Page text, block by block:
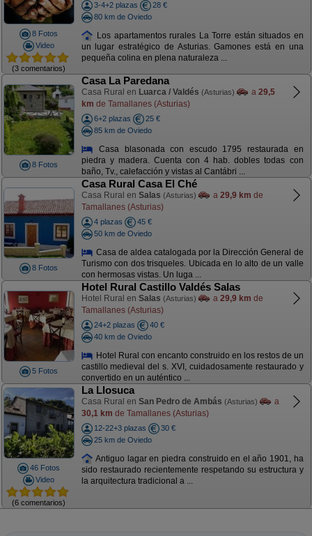
8 Fotos
Video
(3 comentarios)
3-4+2 plazas
28 €
80 km de Oviedo
Los apartamentos rurales La Torre están situados en
un lugar estratégico de Asturias. Gamones está en una
pequeña colina en plena naturaleza ...
8 Fotos
Casa La Paredana
Casa Rural en Luarca / Valdés (Asturias) a 29,5
km de Tamallanes (Asturias)
6+2 plazas
25 €
85 km de Oviedo
Casa blasonada con escudo 1795 restaurada en
piedra y madera. Cuenta con 4 hab. dobles todas con
baño, Tv., calefacción y vistas al Cantábri ...
8 Fotos
Casa Rural Casa El Ché
Casa Rural en Salas (Asturias) a 29,9 km de
Tamallanes (Asturias)
4 plazas
45 €
50 km de Oviedo
Casa de aldea catalogada por la Dirección General de
Turismo con dos trisqueles. Ubicada en lo alto de un valle
con hermosas vistas. Un luga ...
5 Fotos
Hotel Rural Castillo Valdés Salas
Hotel Rural en Salas (Asturias) a 29,9 km de
Tamallanes (Asturias)
24+2 plazas
40 €
40 km de Oviedo
Hotel Rural con encanto construido en los restos de un
castillo medieval del s. XVI, cuidadosamente restaurado y
convertido en un auténtico ...
46 Fotos
Video
(6 comentarios)
La Llosuca
Casa Rural en San Pedro de Ambás (Asturias)
a
30,1 km de Tamallanes (Asturias)
12-22+3 plazas
30 €
25 km de Oviedo
Antiguo lagar en piedra construido en el año 1901, ha
sido restaurado recientemente respetando su estructura y
la arquitectura tradicional a ...